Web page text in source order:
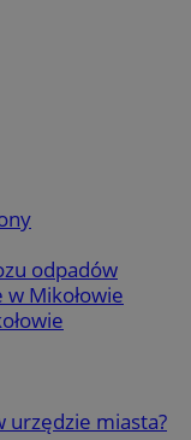
odpadów
Mikołowie
urzędzie miasta?